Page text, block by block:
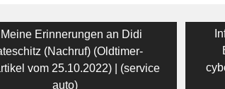
Previous
post:
Meine Erinnerungen an Didi
(Nachruf) (Oldtimer-
vom 25.10.2022) | (service
auto)